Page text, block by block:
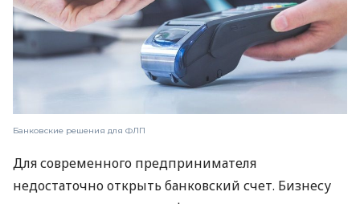
Банковские решения для ФЛП
Для современного предпринимателя
недостаточно открыть банковский счет. Бизнесу